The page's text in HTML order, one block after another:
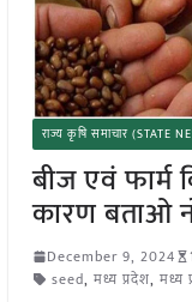
राज्य कृषि समाचार (STATE
बीज एवं
कारण बताओ
December 9, 2024
seed, मध्य प्रदेश, मध्य